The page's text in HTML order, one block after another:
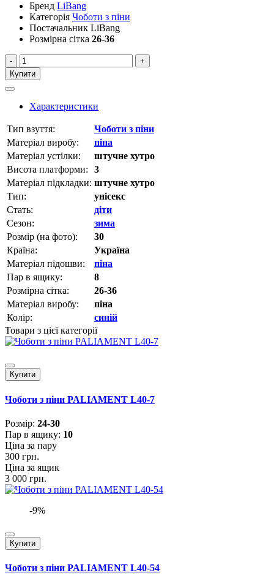
Бренд LiBang
Категорія Чоботи з піни
Постачальник LiBang
Розмірна сітка 26-36
-
+
Купити
Характеристики
Тип взуття:
Чоботи з піни
Матеріал виробу:
піна
Матеріал устілки:
штучне хутро
Висота платформи:
3
Матеріал підкладки: штучне хутро
Тип:
унісекс
Стать:
діти
Сезон:
зима
Розмір (на фото):
30
Країна:
Україна
Матеріал підошви:
піна
Пар в ящику:
8
Розмірна сітка:
26-36
Матеріал виробу:
піна
Колір:
синій
Товари з цієї категорії
Купити
Чоботи з піни PALIAMENT L40-7
Розмiр: 24-30
Пар в ящику: 10
Ціна за пару
300 грн.
Ціна за ящик
3 000 грн.
-9%
Купити
Чоботи з піни PALIAMENT L40-54